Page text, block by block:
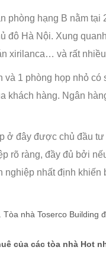
phòng hạng B nằm
đô Hà Nội. Xung
xirilanca… và rất
1 phòng họp nhỏ
hàng. Ngân
ở đây được chủ đầu
rõ ràng, đầy đủ bởi
nhất định
nhà Toserco
của các tòa nhà Hot